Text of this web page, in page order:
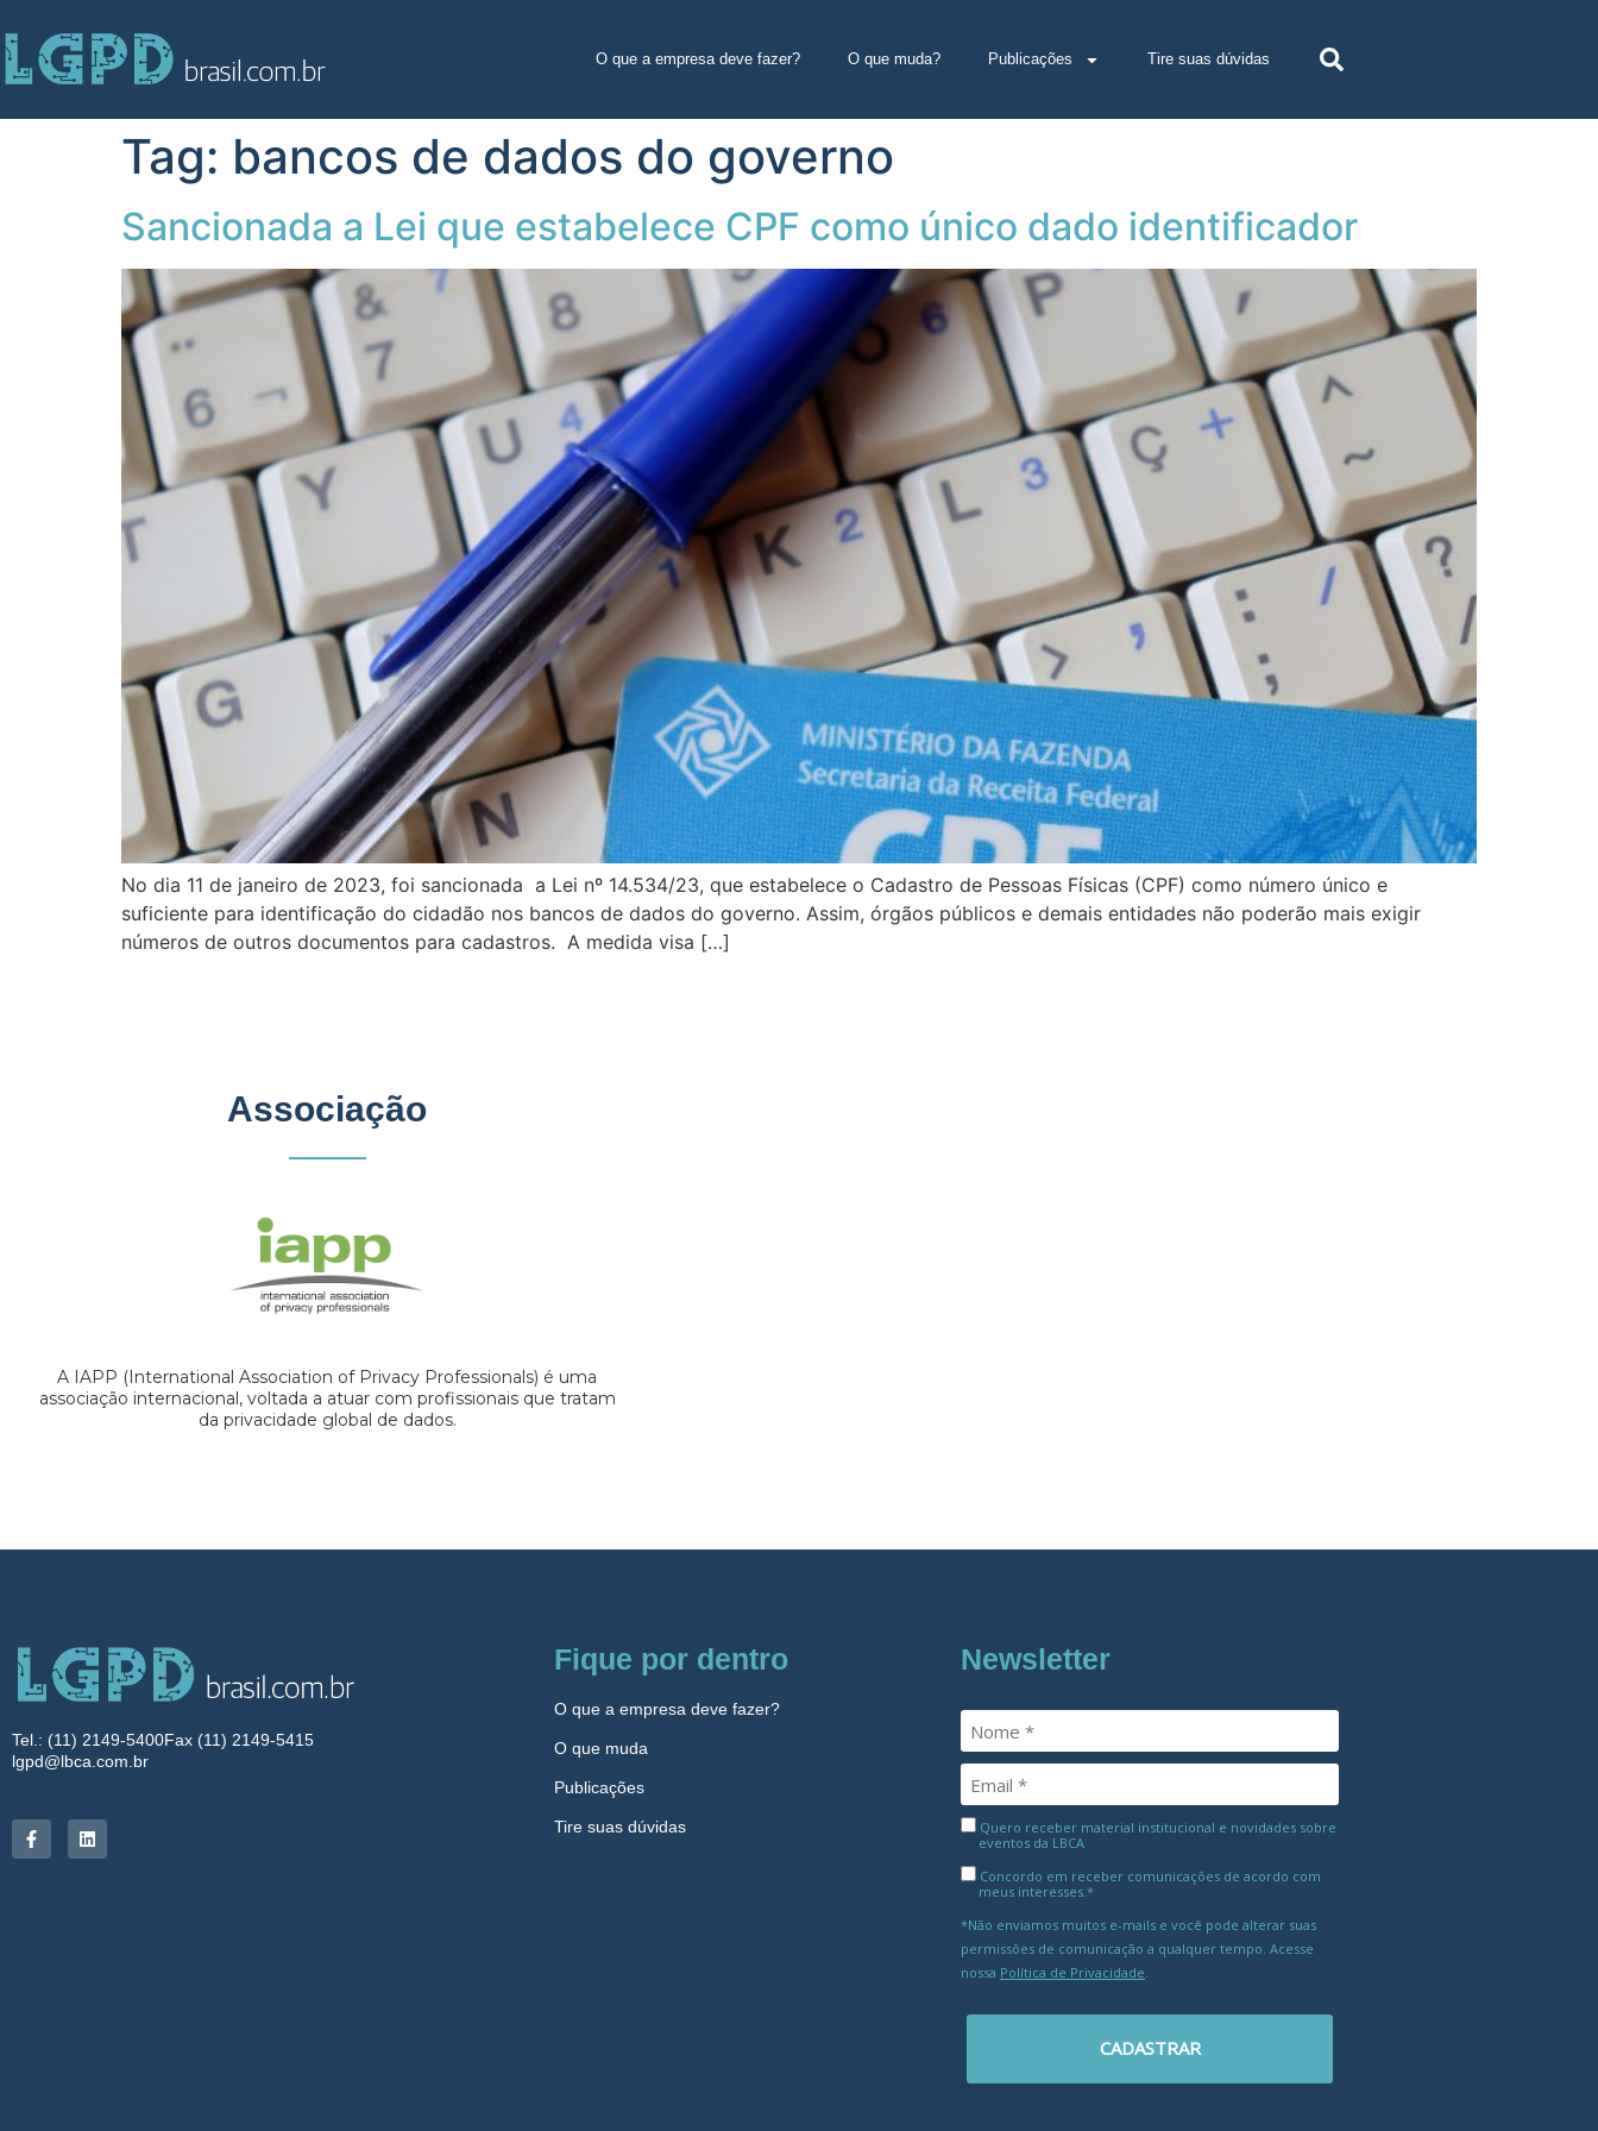
O que a empresa deve fazer? O que muda? Publicações Tire suas dúvidas
Tag: bancos de dados do governo
Sancionada a Lei que estabelece CPF como único dado identificador
No dia 11 de janeiro de 2023, foi sancionada a Lei nº 14.534/23, que estabelece o Cadastro de Pessoas Físicas (CPF) como número único e
suficiente para identificação do cidadão nos bancos de dados do governo. Assim, órgãos públicos e demais entidades não poderão mais exigir
números de outros documentos para cadastros. A medida visa […]
Associação
A IAPP (International Association of Privacy Professionals) é uma
associação internacional, voltada a atuar com profissionais que tratam
da privacidade global de dados.
Tel.: (11) 2149-5400Fax (11) 2149-5415
lgpd@lbca.com.br
Fique por dentro
O que a empresa deve fazer?
O que muda
Publicações
Tire suas dúvidas
Newsletter
Quero receber material institucional e novidades sobre
eventos da LBCA
Concordo em receber comunicações de acordo com
meus interesses.*
*Não enviamos muitos e-mails e você pode alterar suas
permissões de comunicação a qualquer tempo. Acesse
nossa Política de Privacidade
CADASTRAR